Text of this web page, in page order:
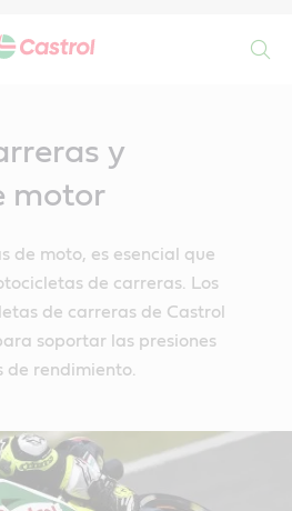
y
motor
de moto, es esencial que
de carreras. Los
de carreras de Castrol
soportar las presiones
de rendimiento.